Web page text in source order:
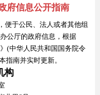
府信息公开指南
于公民、法人或者其他组
公厅的政府信息，根据
(中华人民共和国国务院令
指南并实时更新。
构